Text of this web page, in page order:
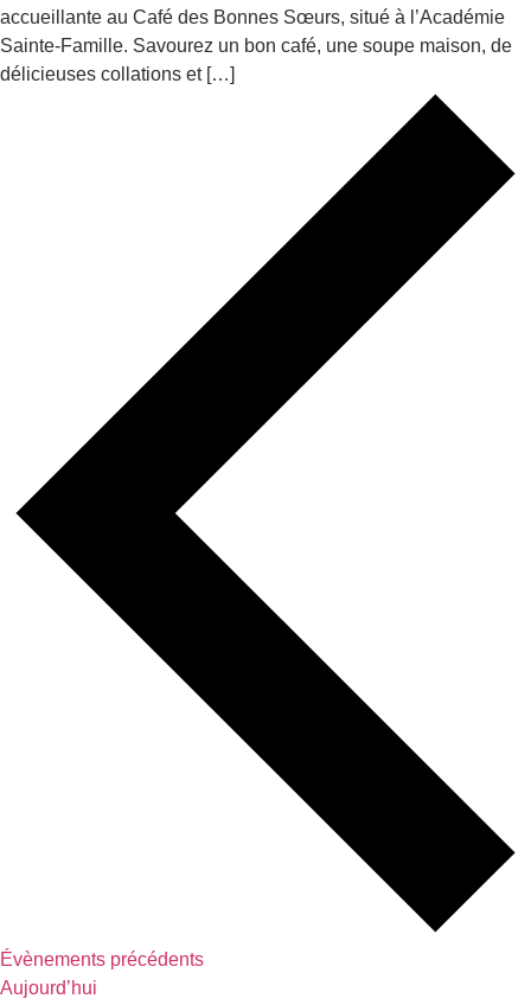
accueillante au Café des Bonnes Sœurs, situé à l’Académie
Sainte-Famille. Savourez un bon café, une soupe maison, de
délicieuses collations et […]
Évènements précédents
Aujourd’hui